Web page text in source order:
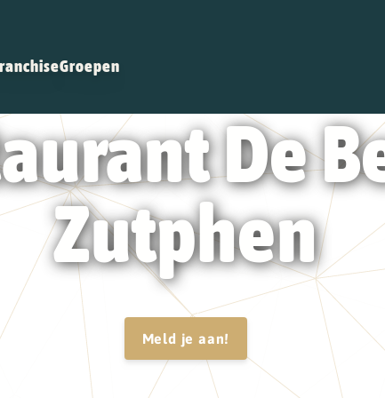
Groepen
De
Zutphen
Meld je aan!